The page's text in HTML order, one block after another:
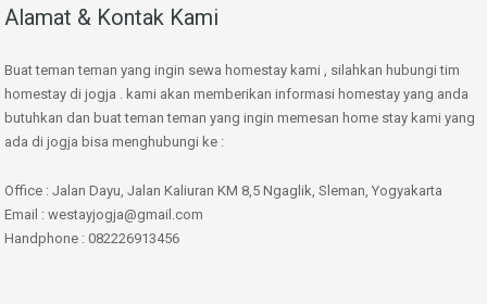
Alamat & Kontak Kami
Buat teman teman yang ingin sewa homestay kami , silahkan hubungi tim
homestay di jogja . kami akan memberikan informasi homestay yang anda
butuhkan dan buat teman teman yang ingin memesan home stay kami yang
ada di jogja bisa menghubungi ke :
Office : Jalan Dayu, Jalan Kaliuran KM 8,5 Ngaglik, Sleman, Yogyakarta
Email : westayjogja@gmail.com
Handphone : 082226913456